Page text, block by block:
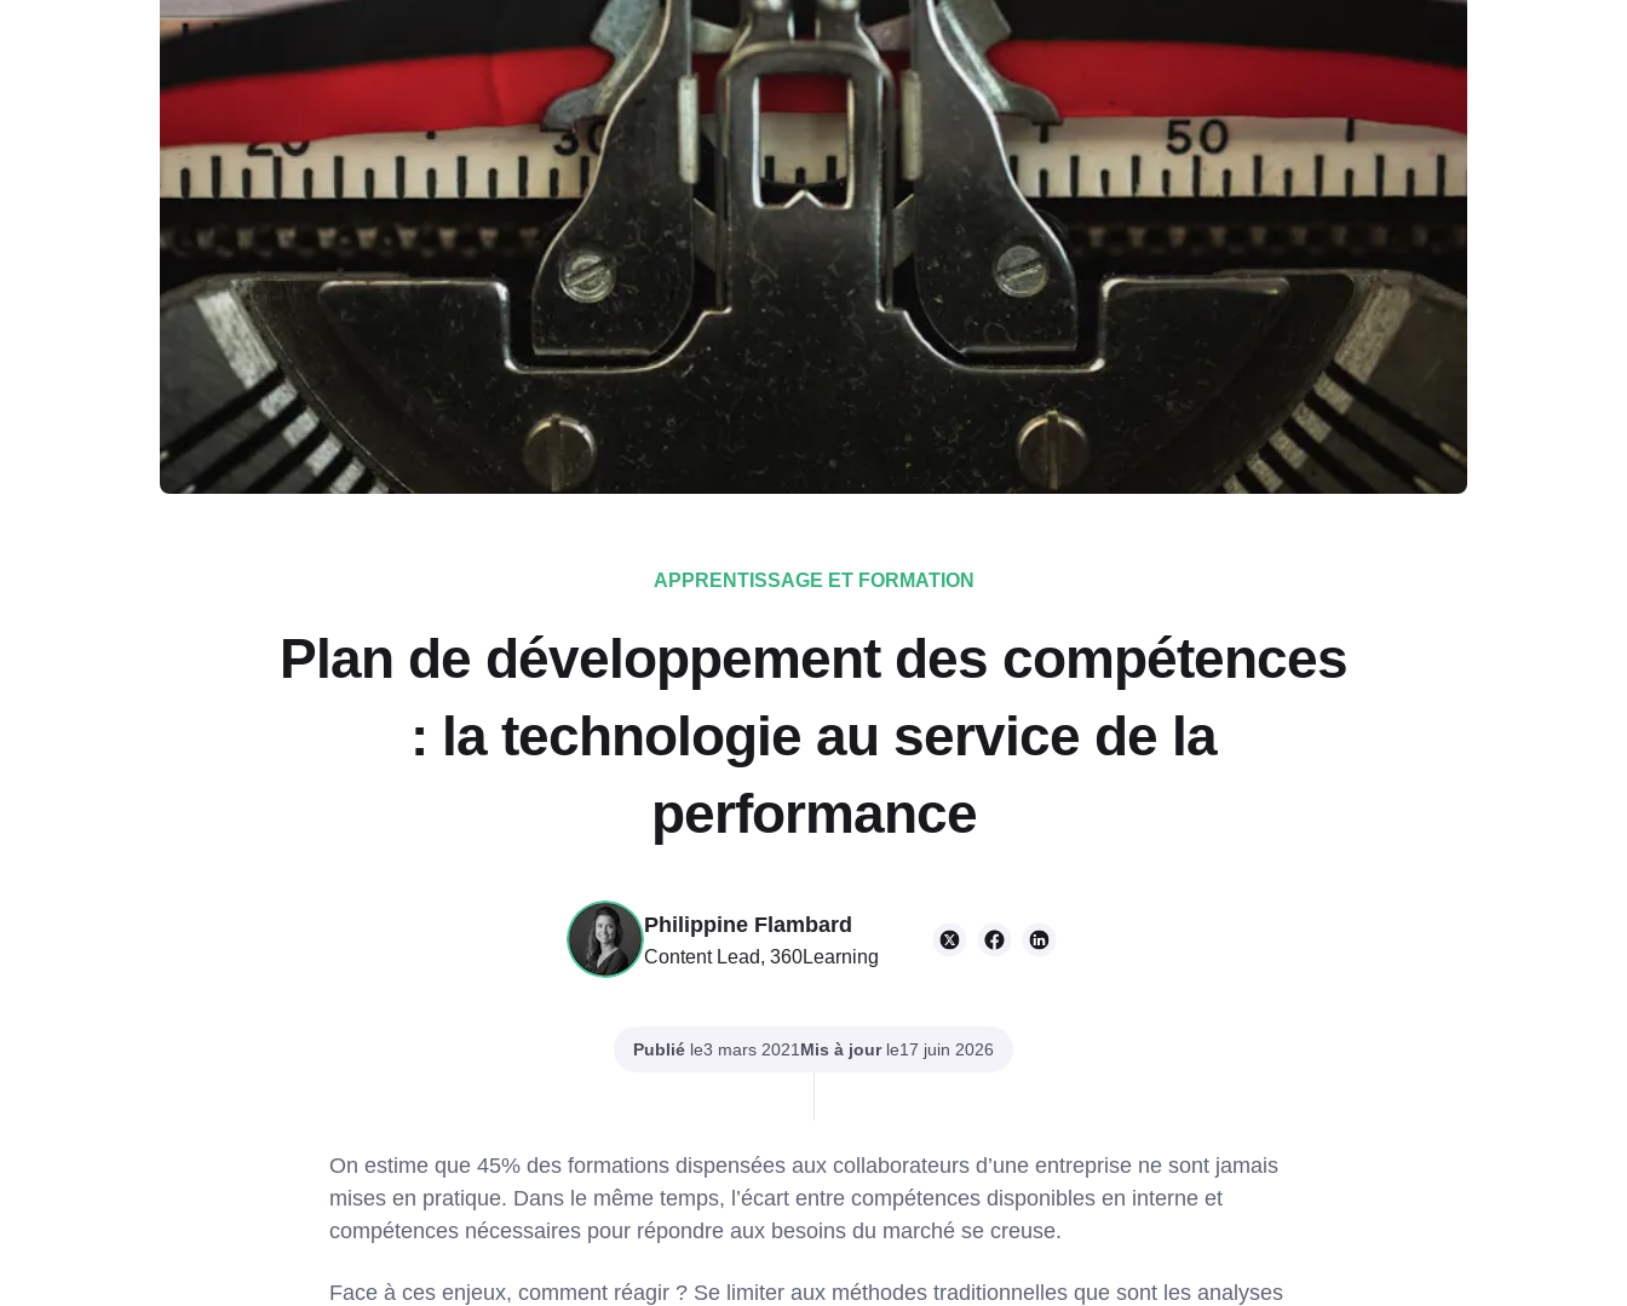
APPRENTISSAGE ET FORMATION
Plan de développement des compétences
: la technologie au service de la
performance
Philippine Flambard
Content Lead, 360Learning
Publié le3 mars 2021 Mis à jourle17 juin 2026
On estime que 45% des formations dispensées aux collaborateurs d’une entreprise ne sont jamais
mises en pratique. Dans le même temps, l’écart entre compétences disponibles en interne et
compétences nécessaires pour répondre aux besoins du marché se creuse.
Face à ces enjeux, comment réagir ? Se limiter aux méthodes traditionnelles que sont les analyses